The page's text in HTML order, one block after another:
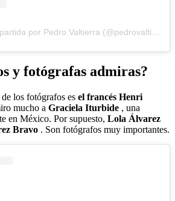
y fotógrafas admiras?
los fotógrafos es el francés Henri
mucho a Graciela Iturbide , una
en México. Por supuesto, Lola Álvarez
Bravo . Son fotógrafos muy importantes.